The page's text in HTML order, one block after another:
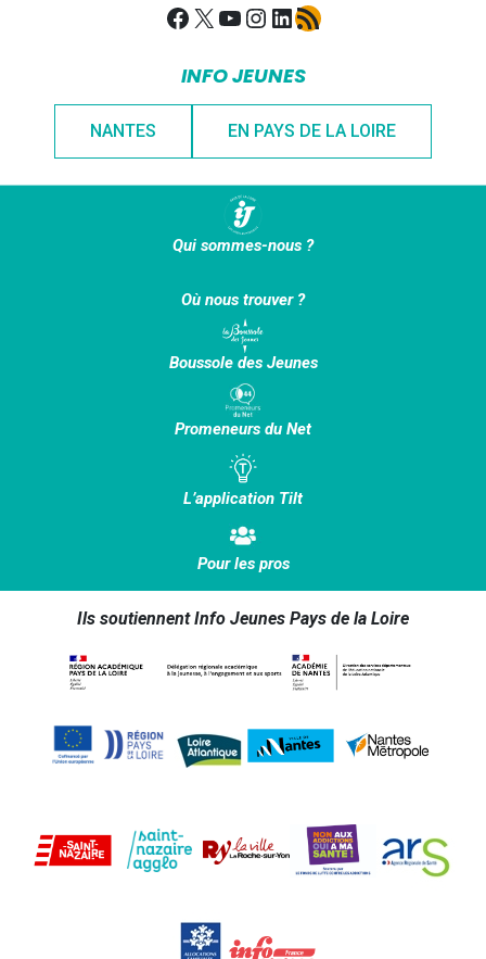
Facebook
X YouTube
Instagram
LinkedIn
Flux RSS
INFO JEUNES
NANTES EN PAYS DE LA LOIRE
Qui sommes-nous ?
Où nous trouver ?
Boussole des Jeunes
Promeneurs du Net
L’application Tilt
Pour les pros
Ils soutiennent Info Jeunes Pays de la Loire